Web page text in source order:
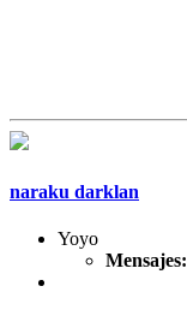
naraku darklan
Yoyo
Mensajes: